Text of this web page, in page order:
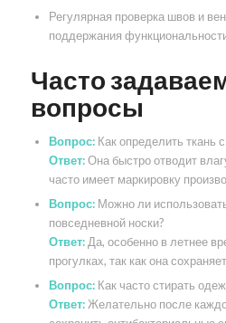
Регулярная проверка швов и
поддержания
Часто
вопросы
Вопрос:Как определить ткань
Ответ:Она быстро отводит
часто имеет маркировку
Вопрос:Можно ли
повседневной носки?
Ответ:Да, особенно в летнее
прогулках, так как она
Вопрос:Как часто стирать
Ответ:Желательно после